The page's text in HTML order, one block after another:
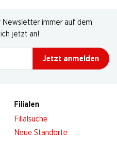
Newsletter immer auf dem
jetzt an!
Jetzt anmelden
Filialen
Filialsuche
Neue Standorte